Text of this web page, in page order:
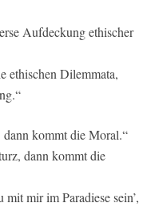
Aufdeckung ethischer
ethischen Dilemmata,
kommt die Moral.“
dann kommt die
mir im Paradiese sein’,